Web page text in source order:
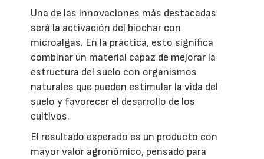
Una de las innovaciones más destacadas
será la activación del biochar con
microalgas. En la práctica, esto significa
combinar un material capaz de mejorar la
estructura del suelo con organismos
naturales que pueden estimular la vida del
suelo y favorecer el desarrollo de los
cultivos.
El resultado esperado es un producto con
mayor valor agronómico, pensado para